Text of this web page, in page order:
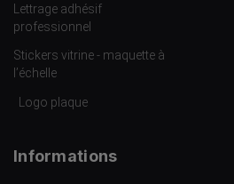
Lettrage adhésif
professionnel
Stickers vitrine - maquette à
l’échelle
Logo plaque
Informations